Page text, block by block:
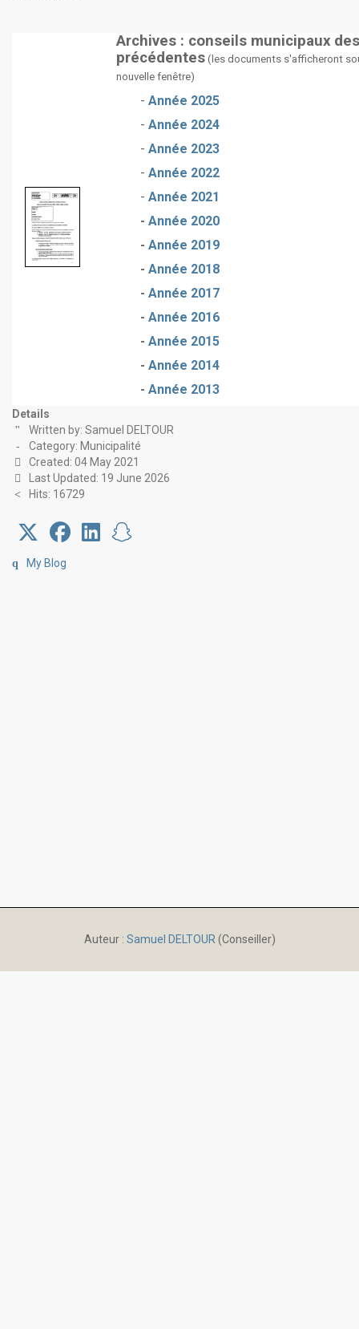
Archives : conseils municipaux
précédentes (les documents s'afficheront
nouvelle fenêtre)
- Année 2025
- Année 2024
- Année 2023
- Année 2022
- Année 2021
- Année 2020
- Année 2019
- Année 2018
- Année 2017
- Année 2016
- Année 2015
- Année 2014
- Année 2013
Details
Written by: Samuel DELTOUR
Category: Municipalité
Created: 04 May 2021
Last Updated: 19 June 2026
Hits: 16729
My Blog
Auteur : Samuel DELTOUR (Conseiller)